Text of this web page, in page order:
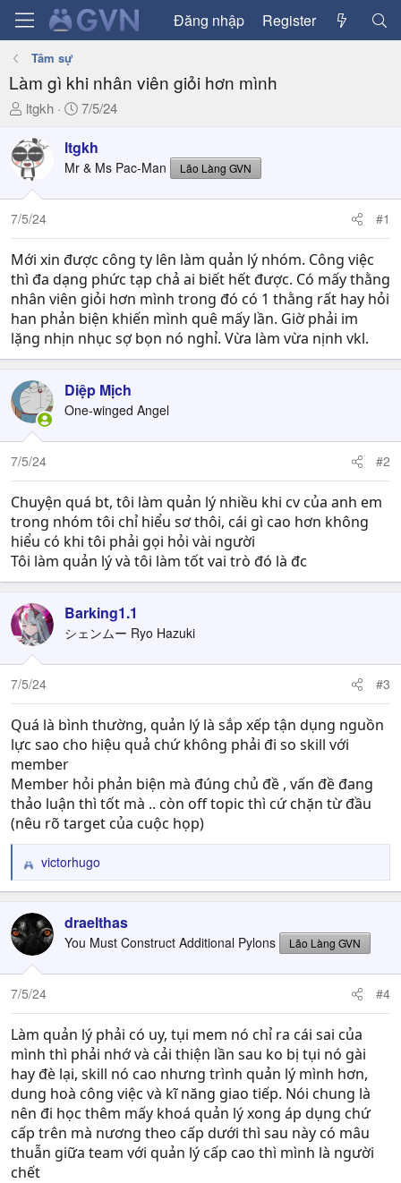
Đăng nhập Register
Tâm sự
Làm gì khi nhân viên giỏi hơn mình
T
r
e
a
d
s
t
a
r
t
e
r
ltgkh
N
à
y
ử
7/5/24
ltgkh
Mr & Ms Pac-Man Lão Làng GVN
7/5/24 #1
Mới xin được công ty lên làm quản lý nhóm. Công việc
thì đa dạng phức tạp chả ai biết hết được. Có mấy thằng
nhân viên giỏi hơn mình trong đó có 1 thằng rất hay hỏi
han phản biện khiến mình quê mấy lần. Giờ phải im
lặng nhịn nhục sợ bọn nó nghỉ. Vừa làm vừa nịnh vkl.
Diệp Mịch
One-winged Angel
7/5/24 #2
Chuyện quá bt, tôi làm quản lý nhiều khi cv của anh em
trong nhóm tôi chỉ hiểu sơ thôi, cái gì cao hơn không
hiểu có khi tôi phải gọi hỏi vài người
Tôi làm quản lý và tôi làm tốt vai trò đó là đc
Barking1.1
シェンムー Ryo Hazuki
7/5/24 #3
Quá là bình thường, quản lý là sắp xếp tận dụng nguồn
lực sao cho hiệu quả chứ không phải đi so skill với
member
Member hỏi phản biện mà đúng chủ đề , vấn đề đang
thảo luận thì tốt mà .. còn off topic thì cứ chặn từ đầu
(nêu rõ target của cuộc họp)
R
e
c
t
i
o
n
victorhugo
draelthas
You Must Construct Additional Pylons Lão Làng GVN
7/5/24 #4
Làm quản lý phải có uy, tụi mem nó chỉ ra cái sai của
mình thì phải nhớ và cải thiện lần sau ko bị tụi nó gài
hay đè lại, skill nó cao nhưng trình quản lý mình hơn,
dung hoà công việc và kĩ năng giao tiếp. Nói chung là
nên đi học thêm mấy khoá quản lý xong áp dụng chứ
cấp trên mà nương theo cấp dưới thì sau này có mâu
thuẫn giữa team với quản lý cấp cao thì mình là người
chết